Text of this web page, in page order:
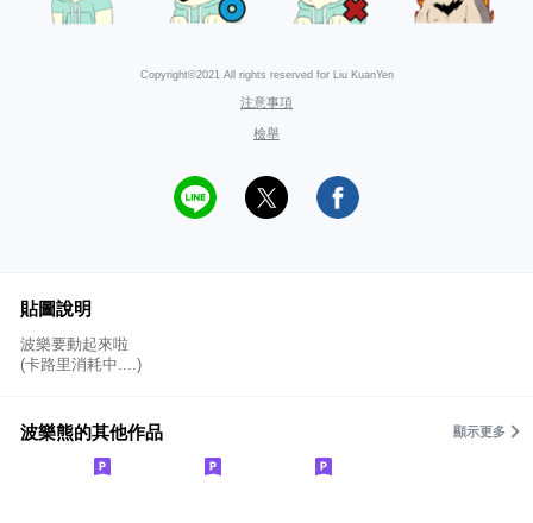
Copyright©2021 All rights reserved for Liu KuanYen
注意事項
檢舉
貼圖說明
波樂要動起來啦
(卡路里消耗中....)
波樂熊的其他作品 顯示更多